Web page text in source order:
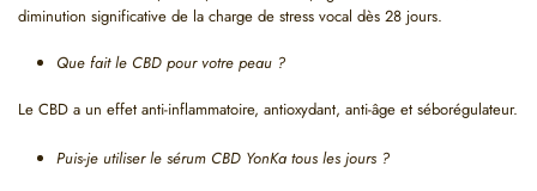
diminution significative de la charge de stress vocal dès 28 jours.
Que fait le CBD pour votre peau ?
Le CBD a un effet anti-inflammatoire, antioxydant, anti-âge et séborégulateur.
Puis-je utiliser le sérum CBD YonKa tous les jours ?